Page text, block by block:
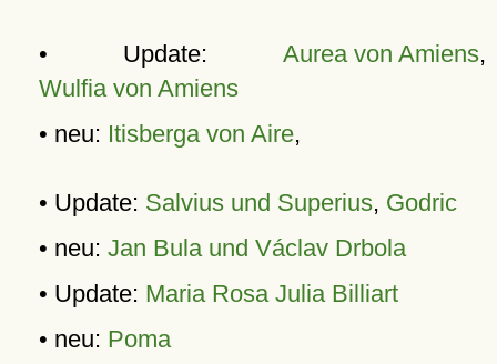
• Update: Aurea von Amiens,
Wulfia von Amiens
• neu: Itisberga von Aire,
• Update: Salvius und Superius, Godric
• neu: Jan Bula und Václav Drbola
• Update: Maria Rosa Julia Billiart
• neu: Poma